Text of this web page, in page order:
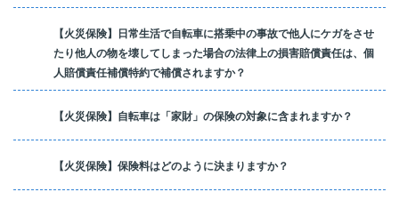
【火災保険】日常生活で自転車に搭乗中の事故で他人にケガをさせ
たり他人の物を壊してしまった場合の法律上の損害賠償責任は、個
人賠償責任補償特約で補償されますか？
【火災保険】自転車は「家財」の保険の対象に含まれますか？
【火災保険】保険料はどのように決まりますか？